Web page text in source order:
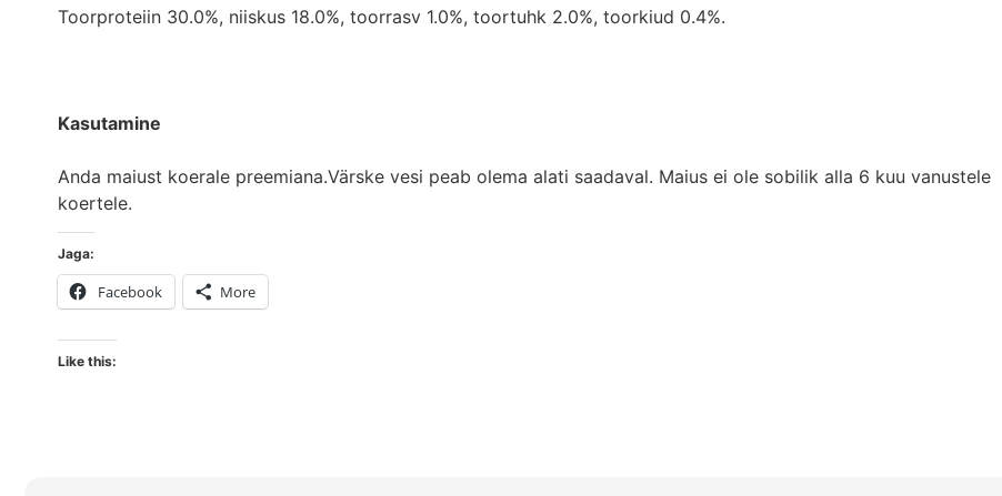
Toorproteiin 30.0%, niiskus 18.0%, toorrasv 1.0%, toortuhk 2.0%, toorkiud 0.4%.
Kasutamine
Anda maiust koerale preemiana.Värske vesi peab olema alati saadaval. Maius ei ole sobilik alla 6 kuu vanustele
koertele.
Jaga:
Facebook More
Like this: